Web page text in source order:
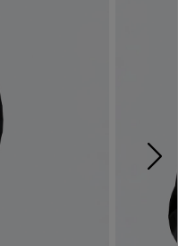
ツ
ツ
は、アウター
通じて、長く愛される製
きます。
スもご覧いただけます。
見る